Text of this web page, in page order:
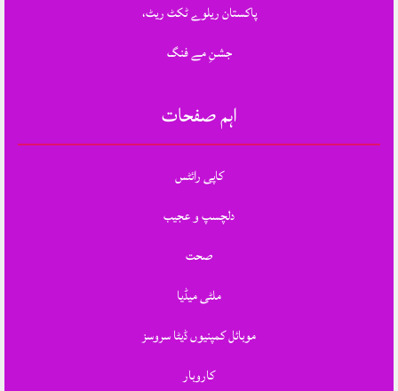
پاکستان ریلوے ٹکٹ ریٹ،
جشنِ مے فنگ
اہم صفحات
کاپی رائٹس
دلچسپ و عجیب
صحت
ملٹی میڈیا
موبائل کمپنیوں ڈیٹا سروسز
کاروبار